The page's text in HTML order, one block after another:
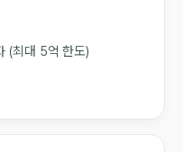
(최대 5억 한도)